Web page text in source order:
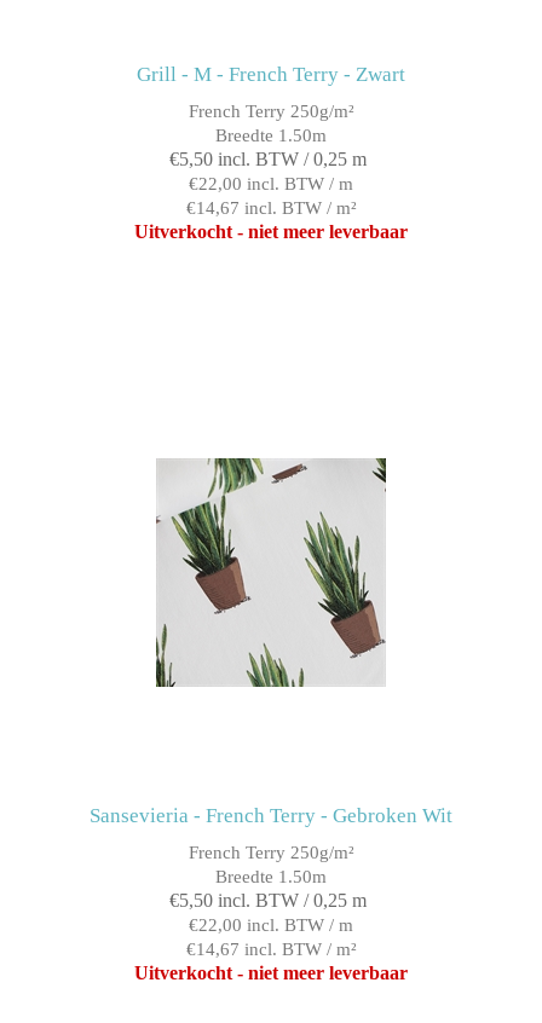
Grill - M - French Terry - Zwart
French Terry 250g/m²
Breedte 1.50m
€5,50 incl. BTW / 0,25 m
€22,00 incl. BTW / m
€14,67 incl. BTW / m²
Uitverkocht - niet meer leverbaar
Sansevieria - French Terry - Gebroken Wit
French Terry 250g/m²
Breedte 1.50m
€5,50 incl. BTW / 0,25 m
€22,00 incl. BTW / m
€14,67 incl. BTW / m²
Uitverkocht - niet meer leverbaar